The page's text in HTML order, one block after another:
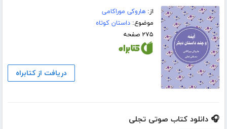
از:هاروکی موراکامی
موضوع:داستان کوتاه
۲۷۵ صفحه
دریافت از کتابراه
🎧 دانلود کتاب صوتی تجلی